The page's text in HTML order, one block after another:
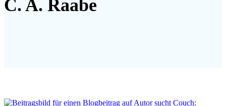
C. A. Raabe